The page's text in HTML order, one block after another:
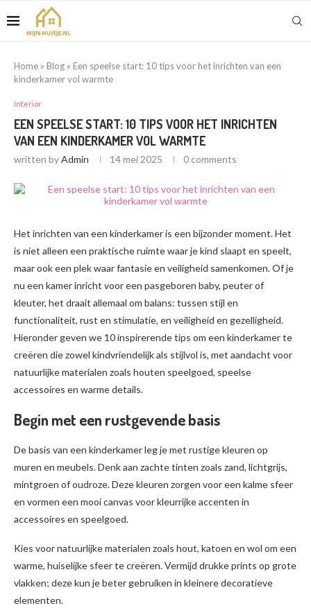
Home » Blog » Een speelse start: 10 tips voor het inrichten van een
kinderkamer vol warmte
Interior
EEN SPEELSE START: 10 TIPS VOOR HET INRICHTEN
VAN EEN KINDERKAMER VOL WARMTE
written byAdmin 14 mei 2025 0 comments
Het inrichten van een kinderkamer is een bijzonder moment. Het
is niet alleen een praktische ruimte waar je kind slaapt en speelt,
maar ook een plek waar fantasie en veiligheid samenkomen. Of je
nu een kamer inricht voor een pasgeboren baby, peuter of
kleuter, het draait allemaal om balans: tussen stijl en
functionaliteit, rust en stimulatie, en veiligheid en gezelligheid.
Hieronder geven we 10 inspirerende tips om een kinderkamer te
creëren die zowel kindvriendelijk als stijlvol is, met aandacht voor
natuurlijke materialen zoals houten speelgoed, speelse
accessoires en warme details.
Begin met een rustgevende basis
De basis van een kinderkamer leg je met rustige kleuren op
muren en meubels. Denk aan zachte tinten zoals zand, lichtgrijs,
mintgroen of oudroze. Deze kleuren zorgen voor een kalme sfeer
en vormen een mooi canvas voor kleurrijke accenten in
accessoires en speelgoed.
Kies voor natuurlijke materialen zoals hout, katoen en wol om een
warme, huiselijke sfeer te creëren. Vermijd drukke prints op grote
vlakken; deze kun je beter gebruiken in kleinere decoratieve
elementen.